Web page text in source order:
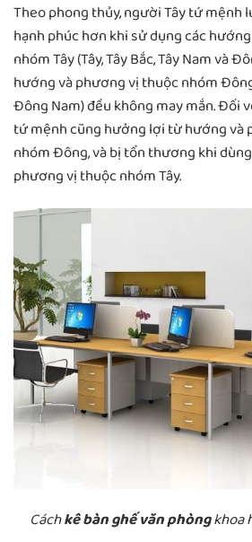
Theo phong thủy, người Tây tứ mệnh
hạnh phúc hơn khi sử dụng các
nhóm Tây (Tây, Tây Bắc, Tây Nam và
hướng và phương vị thuộc nhóm
Đông Nam) đều không may mắn. Đối
tứ mệnh cũng hưởng lợi từ hướng và
nhóm Đông, và bị tổn thương khi
phương vị thuộc nhóm Tây.
Cáchkê bàn ghế văn phòngkhoa